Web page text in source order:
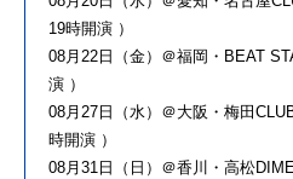
19時開演 ）
08月22日（金）＠福岡・BEAT
演 ）
08月27日（水）＠大阪・梅田
時開演 ）
08月31日（日）＠香川・高松